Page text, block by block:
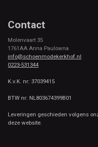
Contact
Molenvaart 35
1761AA Anna Paulowna
info@schoenmodekerkhof.nl
0223-531344
K.v.K. nr: 37039415
BTW nr: NL803674399B01
Leveringen geschieden volgens
deze website.